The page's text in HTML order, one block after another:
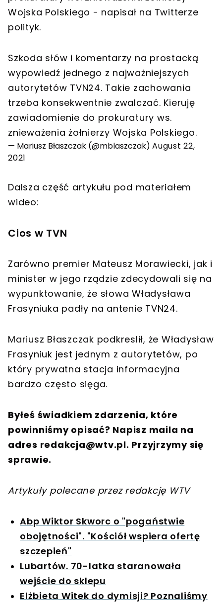
Wojska Polskiego - napisał na Twitterze
polityk.
Szkoda słów i komentarzy na prostacką
wypowiedź jednego z najważniejszych
autorytetów TVN24. Takie zachowania
trzeba konsekwentnie zwalczać. Kieruję
zawiadomienie do prokuratury ws.
znieważenia żołnierzy Wojska Polskiego.
— Mariusz Błaszczak (@mblaszczak) August 22,
2021
Dalsza część artykułu pod materiałem
wideo:
Cios w TVN
Zarówno premier Mateusz Morawiecki, jak i
minister w jego rządzie zdecydowali się na
wypunktowanie, że słowa Władysława
Frasyniuka padły na antenie TVN24.
Mariusz Błaszczak podkreslił, że Władysław
Frasyniuk jest jednym z autorytetów, po
który prywatna stacja informacyjna
bardzo często sięga.
Byłeś świadkiem zdarzenia, które
powinniśmy opisać? Napisz maila na
adres redakcja@wtv.pl. Przyjrzymy się
sprawie.
Artykuły polecane przez redakcję WTV
Abp Wiktor Skworc o "pogaństwie
obojętności". "Kościół wspiera ofertę
szczepień"
Lubartów. 70-latka staranowała
wejście do sklepu
Elżbieta Witek do dymisji? Poznaliśmy